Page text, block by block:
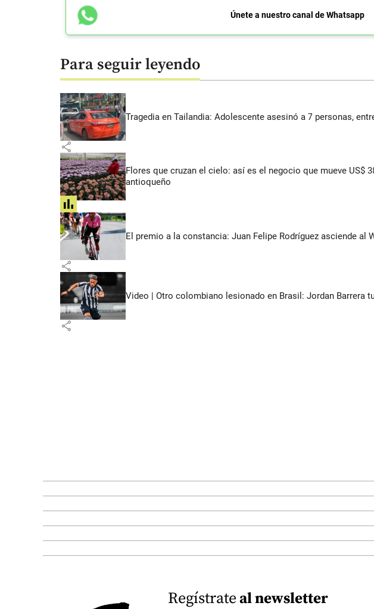
Únete a nuestro canal de Whatsapp
Para seguir leyendo
Tragedia en Tailandia: Adolescente asesinó a 7 personas,
share
Flores que cruzan el cielo: así es el negocio que mueve US$
antioqueño
share
El premio a la constancia: Juan Felipe Rodríguez asciende al
share
Video | Otro colombiano lesionado en Brasil: Jordan Barrera
share
Regístrateal newsletter